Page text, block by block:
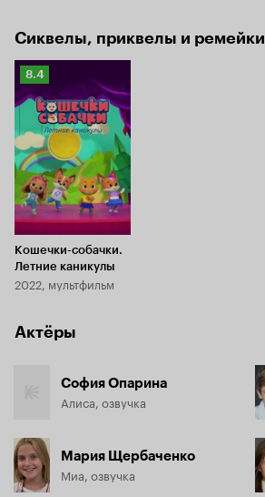
Сиквелы, приквелы и ремейки
Рейтинг
Кинопоиска
8.4
8.4
Кошечки-собачки.
Летние каникулы
2022, мультфильм
Актёры
София Опарина
Алиса, озвучка
Мария Щербаченко
Миа, озвучка